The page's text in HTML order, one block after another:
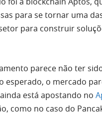
para se tornar uma
para construir
parece não ter
esperado, o mercado
está apostando no
como no caso do